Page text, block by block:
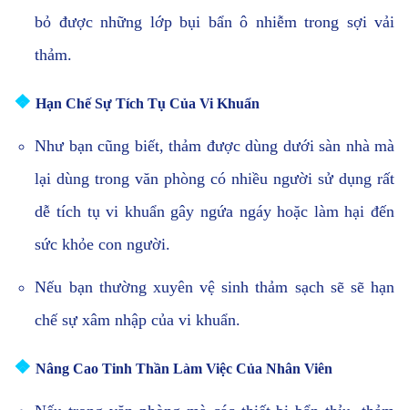
bỏ được những lớp bụi bẩn ô nhiễm trong sợi vải
thảm.
❖ Hạn Chế Sự Tích Tụ Của Vi Khuẩn
Như bạn cũng biết, thảm được dùng dưới sàn nhà mà
lại dùng trong văn phòng có nhiều người sử dụng rất
dễ tích tụ vi khuẩn gây ngứa ngáy hoặc làm hại đến
sức khỏe con người.
Nếu bạn thường xuyên vệ sinh thảm sạch sẽ sẽ hạn
chế sự xâm nhập của vi khuẩn.
❖ Nâng Cao Tinh Thần Làm Việc Của Nhân Viên